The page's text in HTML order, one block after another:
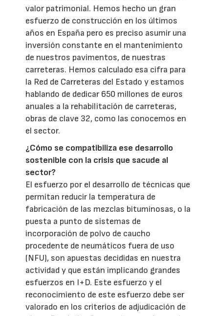
valor patrimonial. Hemos hecho un gran
esfuerzo de construcción en los últimos
años en España pero es preciso asumir una
inversión constante en el mantenimiento
de nuestros pavimentos, de nuestras
carreteras. Hemos calculado esa cifra para
la Red de Carreteras del Estado y estamos
hablando de dedicar 650 millones de euros
anuales a la rehabilitación de carreteras,
obras de clave 32, como las conocemos en
el sector.
¿Cómo se compatibiliza ese desarrollo
sostenible con la crisis que sacude al
sector?
El esfuerzo por el desarrollo de técnicas que
permitan reducir la temperatura de
fabricación de las mezclas bituminosas, o la
puesta a punto de sistemas de
incorporación de polvo de caucho
procedente de neumáticos fuera de uso
(NFU), son apuestas decididas en nuestra
actividad y que están implicando grandes
esfuerzos en I+D. Este esfuerzo y el
reconocimiento de este esfuerzo debe ser
valorado en los criterios de adjudicación de